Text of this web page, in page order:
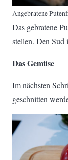
Angebratene
Das gebratene
stellen. Den Sud
Das Gemüse
Im nächsten
geschnitten